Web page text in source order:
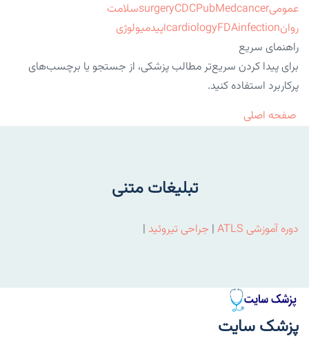
عمومی
surgeryCDCPubMedcancer
سلامت
روان
cardiologyFDAinfection
اپیدمیولوژی
راهنمای سریع
برای پیدا کردن سریع‌تر مطالب پزشکی، از جستجو یا برچسب‌های
پرکاربرد استفاده کنید.
صفحه اصلی
تبلیغات متنی
دوره آموزشی ATLS | جراحی تیروئید |
پزشک سایت